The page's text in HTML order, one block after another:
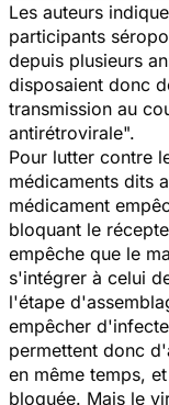
Les auteurs
participants
depuis plusieurs
disposaient donc
transmission au
antirétrovirale".
Pour lutter contre
médicaments dits
médicament
bloquant le
empêche que le
s'intégrer à celui
l'étape
empêcher
permettent donc
en même temps,
bloquée. Mais le